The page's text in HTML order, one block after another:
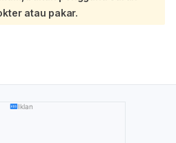
yang tepat dari dokter.
berkembang dengan cepat
ditangani. Sementara
membantu mengganti cairan
atau pakar.
Iklan